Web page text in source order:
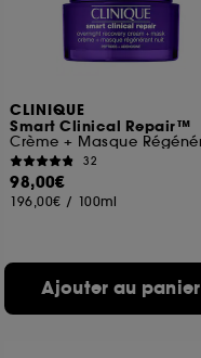
CLINIQUE
Smart Clinical Repair™
32
98,00€
196,00€ / 100ml
Ajouter au panier